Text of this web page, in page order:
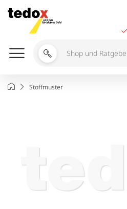
Inhalt
springen
Shop
Ratgeber
StartseiteStoffmuster